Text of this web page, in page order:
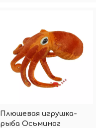
Плюшевая игрушка-
рыба Осьминог